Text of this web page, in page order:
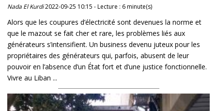
Nada El Kurdi2022-09-25 10:15 - Lecture : 6 minute(s)
Alors que les coupures d’électricité sont devenues la norme et
que le mazout se fait cher et rare, les problèmes liés aux
générateurs s’intensifient. Un business devenu juteux pour les
propriétaires des générateurs qui, parfois, abusent de leur
pouvoir en l’absence d’un État fort et d’une justice fonctionnelle.
Vivre au Liban ...